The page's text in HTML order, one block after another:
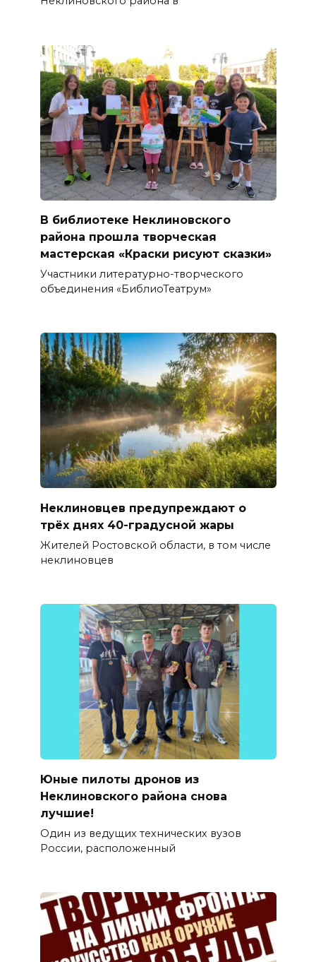
В библиотеке Неклиновского
района прошла творческая
мастерская «Краски рисуют сказки»
Участники литературно-творческого
объединения «БиблиоТеатрум»
Неклиновцев предупреждают о
трёх днях 40-градусной жары
Жителей Ростовской области, в том числе
неклиновцев
Юные пилоты дронов из
Неклиновского района снова
лучшие!
Один из ведущих технических вузов
России, расположенный